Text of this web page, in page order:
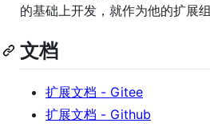
的基础上开发，就作为他的扩展组
文档
扩展文档 - Gitee
扩展文档 - Github